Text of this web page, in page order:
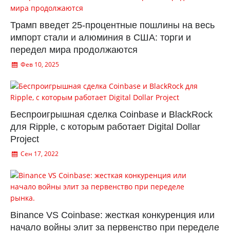
Трамп введет 25-процентные пошлины на весь
импорт стали и алюминия в США: торги и
передел мира продолжаются
Фев 10, 2025
Беспроигрышная сделка Coinbase и BlackRock
для Ripple, с которым работает Digital Dollar
Project
Сен 17, 2022
Binance VS Coinbase: жесткая конкуренция или
начало войны элит за первенство при переделе